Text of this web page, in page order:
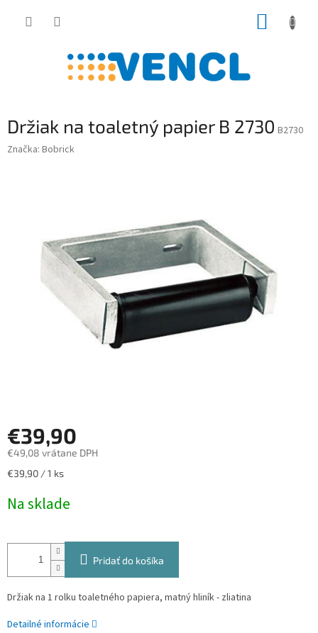
Držiak na toaletný papier B 2730 B2730
Značka: Bobrick
€39,90
€49,08 vrátane DPH
Jednotková
€39,90 / 1 ks
Na sklade
Pridať do košíka
Držiak na 1 rolku toaletného papiera, matný hliník - zliatina
Detailné informácie